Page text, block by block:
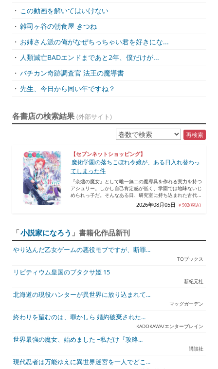
・ この動画を解いてはいけない
・ 雑司ヶ谷の朝食屋 きつね
・ お姉さん派の俺がなぜちっちゃい君を好きにな...
・ 人類滅亡BADエンドまであと2年、僕だけが...
・ バチカン奇跡調査官 法王の魔導書
・ 先生、今日から同い年ですね？
各書店の検索結果 (外部サイト)
再検索
【セブンネットショッピング】
魔術学園の落ちこぼれ令嬢が、ある日入れ替わっ
てしまった件
『余燼の魔女』として唯一無二の魔導具を作れる実力を持つ
アシュリー。しかし自己肯定感が低く、学園では地味ないじ
められっ子だ。そんなある日、研究室に持ち込まれた古代...
2026年08月05日 ￥902(税込)
「小説家になろう 」書籍化作品新刊
やり込んだ乙女ゲームの悪役モブですが、断罪...
TOブックス
リビティウム皇国のブタクサ姫 15
新紀元社
北海道の現役ハンターが異世界に放り込まれて...
マッグガーデン
終わりを望むのは、罪かしら 婚約破棄された...
KADOKAWA/エンターブレイン
世界最強の魔女、始めました ~私だけ『攻略...
講談社
現代忍者は万能ゆえに異世界迷宮を一人でどこ...